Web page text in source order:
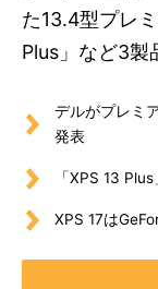
た13.4型プレ
Plus」など3製
デルがプレミ
発表
「XPS 13
XPS 17は